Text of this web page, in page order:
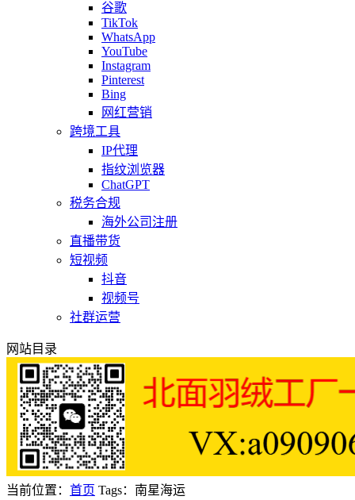
谷歌
TikTok
WhatsApp
YouTube
Instagram
Pinterest
Bing
网红营销
跨境工具
IP代理
指纹浏览器
ChatGPT
税务合规
海外公司注册
直播带货
短视频
抖音
视频号
社群运营
网站目录
当前位置： 首页 Tags：南星海运